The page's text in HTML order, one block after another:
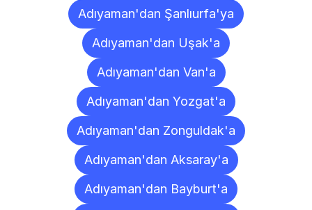
Adıyaman'dan Şanlıurfa'ya
Adıyaman'dan Uşak'a
Adıyaman'dan Van'a
Adıyaman'dan Yozgat'a
Adıyaman'dan Zonguldak'a
Adıyaman'dan Aksaray'a
Adıyaman'dan Bayburt'a